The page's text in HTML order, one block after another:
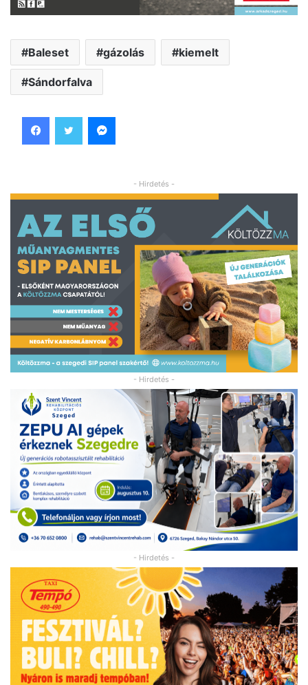
Baleset gázolás kiemelt
Sándorfalva
- Hirdetés -
- Hirdetés -
- Hirdetés -